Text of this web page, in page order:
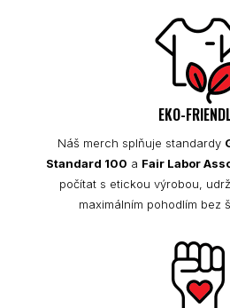
EKO-
Náš merch splňuje standardy
Standard 100 a Fair Labor
počítat s etickou výrobou,
maximálním pohodlím bez